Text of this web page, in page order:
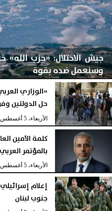
جيش الاحتلال: «حزب الله»
وسنعمل ضده بقوة
الأربعاء، 5 أغسطس 2026 06:17 مـ
«الوزاري
حل الدولتين
الأربعاء، 5 أغسطس 2026
كلمة الأمين
بالمؤتمر العربي الـ 12
الأربعاء، 5 أغسطس 2026
إعلام
جنوب لبنان